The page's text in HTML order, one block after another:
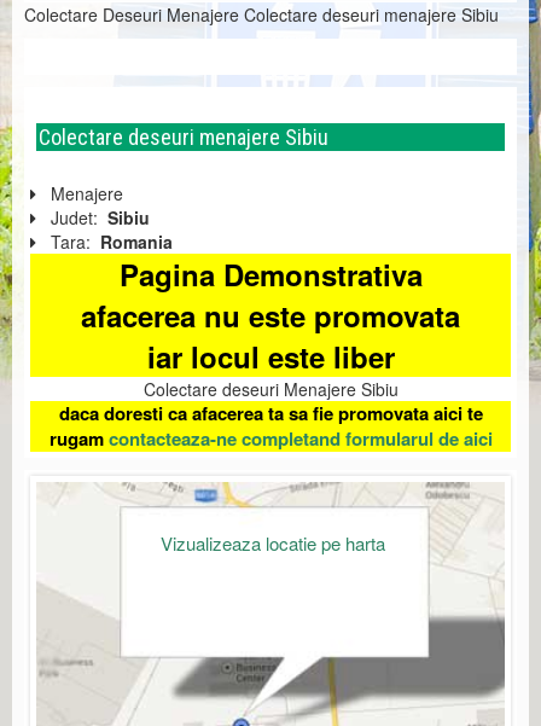
Colectare Deseuri Menajere Colectare deseuri menajere Sibiu
Colectare deseuri menajere Sibiu
Menajere
Judet: Sibiu
Tara: Romania
Pagina Demonstrativa
afacerea nu este promovata
iar locul este liber
Colectare deseuri Menajere Sibiu
daca doresti ca afacerea ta sa fie promovata aici te
rugamcontacteaza-ne completand formularul de aici
Vizualizeaza locatie pe harta